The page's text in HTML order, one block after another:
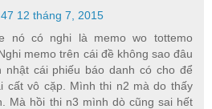
12 tháng 7, 2015
nó có nghi là memo wo tottemo
memo trên cái đề không sao đâu
nhật cái phiếu báo danh có cho để
cất vô cặp. Mình thi n2 mà do thấy
Mà hồi thi n3 mình dò cũng sai hết